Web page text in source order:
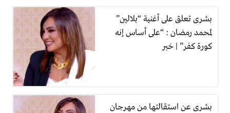
بشرى تعلق على أغنية “بلالين”
لمحمد رمضان : “على أساس إنه
كورة كفر” | خبر
بشرى عن استقالتها من مهرجان